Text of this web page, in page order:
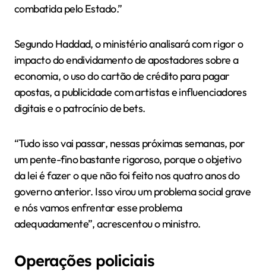
combatida pelo Estado.”
Segundo Haddad, o ministério analisará com rigor o
impacto do endividamento de apostadores sobre a
economia, o uso do cartão de crédito para pagar
apostas, a publicidade com artistas e influenciadores
digitais e o patrocínio de bets.
“Tudo isso vai passar, nessas próximas semanas, por
um pente-fino bastante rigoroso, porque o objetivo
da lei é fazer o que não foi feito nos quatro anos do
governo anterior. Isso virou um problema social grave
e nós vamos enfrentar esse problema
adequadamente”, acrescentou o ministro.
Operações policiais